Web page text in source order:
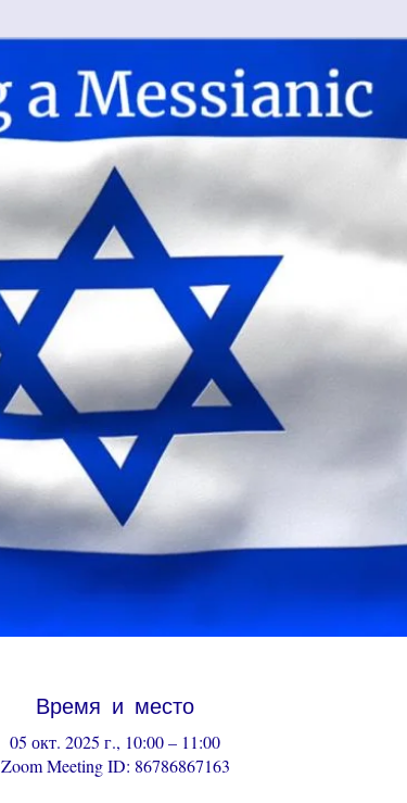
Время и место
05 окт. 2025 г., 10:00 – 11:00
Zoom Meeting ID: 86786867163